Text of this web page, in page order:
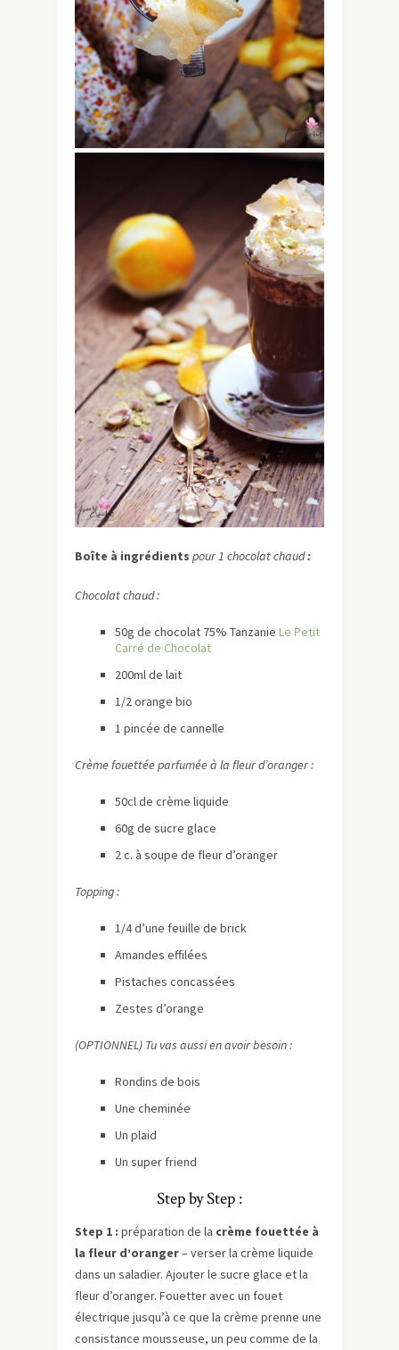
Boîte à ingrédients pour 1 chocolat chaud:
Chocolat chaud :
50g de chocolat 75% Tanzanie Le Petit
Carré de Chocolat
200ml de lait
1/2 orange bio
1 pincée de cannelle
Crème fouettée parfumée à la fleur d’oranger :
50cl de crème liquide
60g de sucre glace
2 c. à soupe de fleur d’oranger
Topping :
1/4 d’une feuille de brick
Amandes effilées
Pistaches concassées
Zestes d’orange
(OPTIONNEL) Tu vas aussi en avoir besoin :
Rondins de bois
Une cheminée
Un plaid
Un super friend
Step by Step :
Step 1 : préparation de la crème fouettée à
la fleur d’oranger– verser la crème liquide
dans un saladier. Ajouter le sucre glace et la
fleur d’oranger. Fouetter avec un fouet
électrique jusqu’à ce que la crème prenne une
consistance mousseuse, un peu comme de la